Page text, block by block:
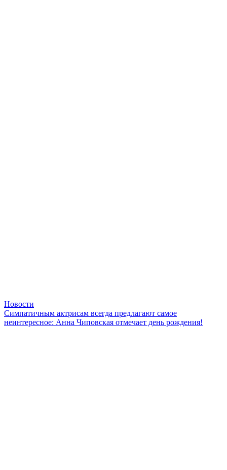
Новости
Симпатичным актрисам всегда предлагают самое
неинтересное: Анна Чиповская отмечает день рождения!